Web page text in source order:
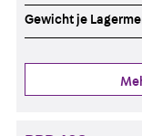
Gewicht je